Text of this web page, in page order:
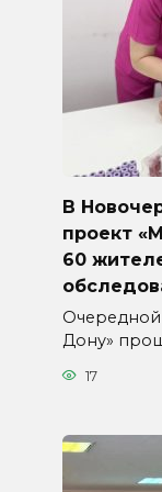
В
проект
60
Очередной
Дону»
17